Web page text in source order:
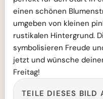
einen schönen
umgeben von kleinen
rustikalen Hintergrund.
symbolisieren Freude
jetzt und wünsche
Freitag!
TEILE DIESES BILD